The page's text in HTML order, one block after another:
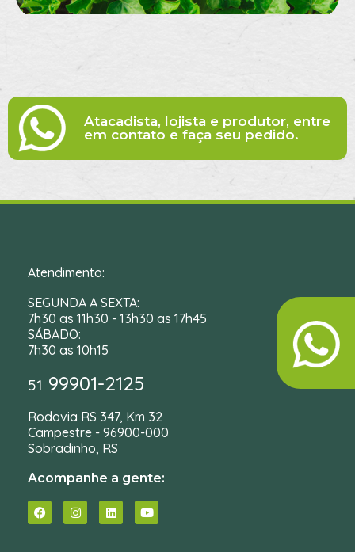
Atacadista, lojista e produtor, entre
em contato e faça seu pedido.
Atendimento:
SEGUNDA A SEXTA:
7h30 as 11h30 - 13h30 as 17h45
SÁBADO:
7h30 as 10h15
51 99901-2125
Rodovia RS 347, Km 32
Campestre - 96900-000
Sobradinho, RS
Acompanhe a gente: